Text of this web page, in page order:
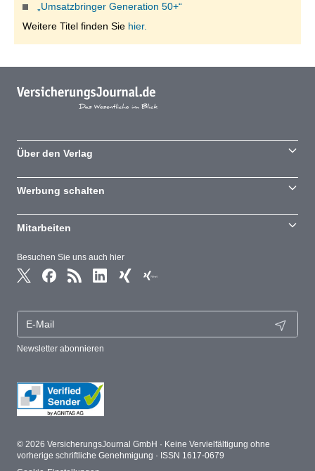
„Umsatzbringer Generation 50+“
Weitere Titel finden Sie hier.
Besuchen Sie uns auch hier
Newsletter abonnieren
Über den Verlag
Werbung schalten
Mitarbeiten
© 2026 VersicherungsJournal GmbH · Keine Vervielfältigung ohne
vorherige schriftliche Genehmigung · ISSN 1617-0679